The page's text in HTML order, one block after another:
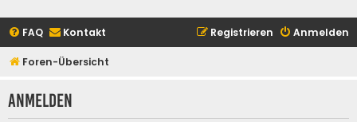
FAQ Kontakt Anmelden
Registrieren
Foren-Übersicht
Anmelden